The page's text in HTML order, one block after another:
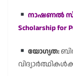
നാഷണൽ
Scholarship for
യോഗ്യത: